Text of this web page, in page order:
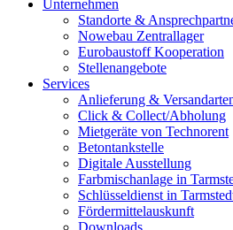
Unternehmen
Standorte &
Nowebau Zentrallager
Eurobaustoff Kooperation
Stellenangebote
Services
Anlieferung &
Click & Collect/Abholung
Mietgeräte von Technorent
Betontankstelle
Digitale Ausstellung
Farbmischanlage in
Schlüsseldienst in
Fördermittelauskunft
Downloads